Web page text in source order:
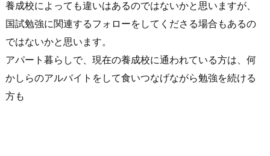
養成校によっても違いはあるのではないかと思いますが、
国試勉強に関連するフォローをしてくださる場合もあるの
ではないかと思います。
アパート暮らしで、現在の養成校に通われている方は、何
かしらのアルバイトをして食いつなげながら勉強を続ける
方も